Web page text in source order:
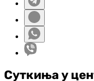
Суткиња у